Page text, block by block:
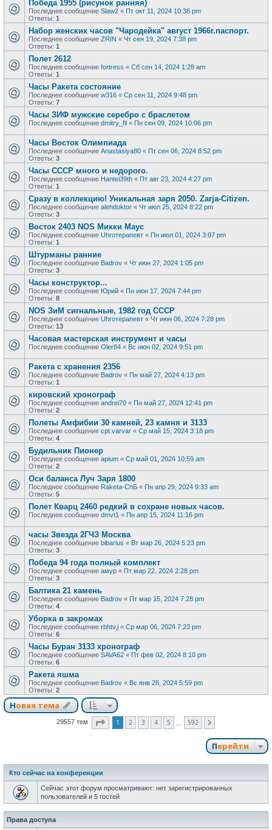
Победа 1955 (рисунок ранняя)
Последнее сообщение Slaw2 « Пт окт 11, 2024 10:36 pm
Ответы: 1
Набор женских часов "Чародейка" август 1966г.паспорт.
Последнее сообщение ZRIN « Чт сен 19, 2024 7:38 pm
Ответы: 1
Полет 2612
Последнее сообщение fortress « Сб сен 14, 2024 1:28 am
Ответы: 1
Часы Ракета состояние
Последнее сообщение w316 « Ср сен 11, 2024 9:48 pm
Ответы: 7
Часы ЗИФ мужские серебро с браслетом
Последнее сообщение dmitry_fil « Пн сен 09, 2024 10:06 pm
Часы Восток Олимпиада
Последнее сообщение Anastasiya80 « Пт сен 06, 2024 8:52 pm
Ответы: 3
Часы СССР много и недорого.
Последнее сообщение Hantei39th « Пт авг 23, 2024 4:27 pm
Ответы: 1
Сразу в коллекцию! Уникальная заря 2050. Zarja-Citizen.
Последнее сообщение alehdoktor « Чт июл 25, 2024 8:22 pm
Ответы: 3
Восток 2403 NOS Микки Маус
Последнее сообщение Uhroтерапевт « Пн июл 01, 2024 3:07 pm
Ответы: 1
Штурманы ранние
Последнее сообщение Badrov « Чт июн 27, 2024 1:05 pm
Ответы: 3
Часы конструктор...
Последнее сообщение Юрий « Пн июн 17, 2024 7:44 pm
Ответы: 8
NOS ЗиМ сигнальные, 1982 год СССР
Последнее сообщение Uhroтерапевт « Чт июн 06, 2024 7:28 pm
Ответы: 13
Часовая мастерская инструмент и часы
Последнее сообщение Oler84 « Вс июн 02, 2024 9:51 pm
Ракета с хранения 2356
Последнее сообщение Badrov « Пн май 27, 2024 4:13 pm
Ответы: 1
кировский хронограф
Последнее сообщение andrei70 « Пн май 27, 2024 12:41 pm
Ответы: 2
Полеты Амфибии 30 камней, 23 камня и 3133
Последнее сообщение cpt.varvar « Ср май 15, 2024 3:18 pm
Ответы: 4
Будильник Пионер
Последнее сообщение apium « Ср май 01, 2024 10:59 am
Ответы: 2
Оси баланса Луч Заря 1800
Последнее сообщение Raketa-СпБ « Пн апр 29, 2024 9:33 am
Ответы: 5
Полет Кварц 2460 редкий в сохране новых часов.
Последнее сообщение dmvt1 « Пн апр 15, 2024 11:16 pm
часы Звезда 2ГЧЗ Москва
Последнее сообщение bibarius « Вт мар 26, 2024 5:23 pm
Ответы: 3
Победа 94 года полный комплект
Последнее сообщение амур « Пт мар 22, 2024 2:28 pm
Ответы: 3
Балтика 21 камень
Последнее сообщение Badrov « Пт мар 15, 2024 7:28 pm
Ответы: 4
Уборка в закромах
Последнее сообщение rbhtv,j « Ср мар 06, 2024 7:23 pm
Ответы: 6
Часы Буран 3133 хронограф
Последнее сообщение SAVA62 « Пт фев 02, 2024 8:10 pm
Ответы: 6
Ракета яшма
Последнее сообщение Badrov « Вс янв 28, 2024 5:59 pm
Ответы: 2
Новая тема
29557 тем Страница из 592
1 2 3 4 5 592
Перейти
Кто сейчас на конференции
Сейчас этот форум просматривают: нет зарегистрированных
пользователей и 5 гостей
Права доступа